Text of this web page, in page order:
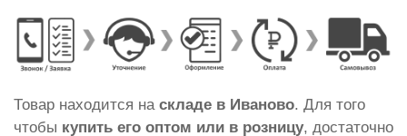
Товар находится на складе в Иваново. Для того
чтобы купить его оптом или в розницу, достаточно